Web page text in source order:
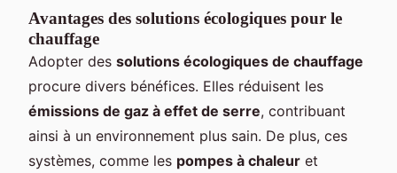
Avantages des solutions écologiques pour le
chauffage
Adopter des solutions écologiques de chauffage
procure divers bénéfices. Elles réduisent les
émissions de gaz à effet de serre, contribuant
ainsi à un environnement plus sain. De plus, ces
systèmes, comme les pompes à chaleur et